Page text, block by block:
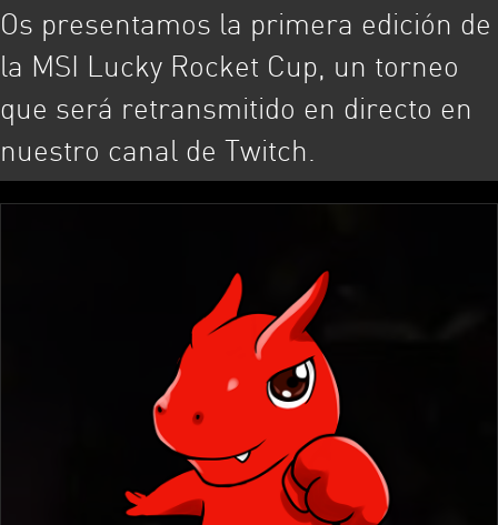
Os presentamos la primera edición de
la MSI Lucky Rocket Cup, un torneo
que será retransmitido en directo en
nuestro canal de Twitch.